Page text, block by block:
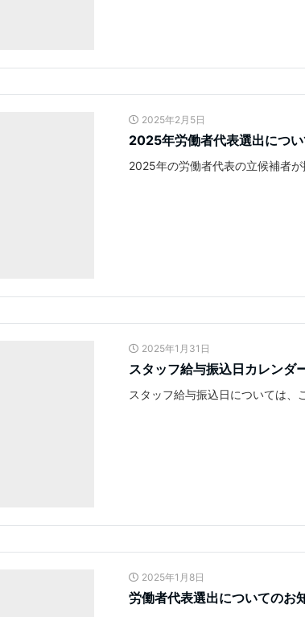
2025年2月5日
2025年労働者代表選出につ
2025年の労働者代表の立候補者
2025年1月31日
スタッフ給与振込日カレンダ
スタッフ給与振込日については、
2025年1月8日
労働者代表選出についてのお